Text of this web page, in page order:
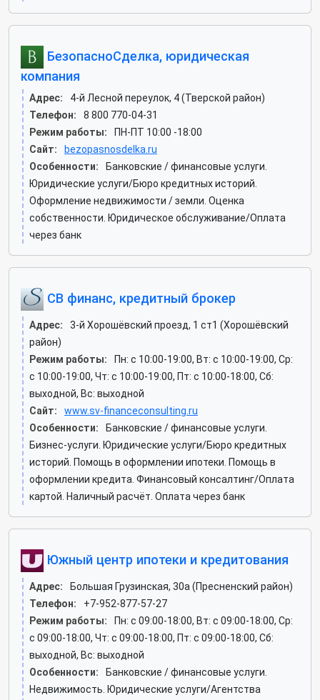
БезопасноСделка, юридическая
компания
Адрес:
4-й Лесной переулок, 4 (Тверской район)
Телефон:
8 800 770-04-31
Режим работы:
ПН-ПТ 10:00 -18:00
Сайт:
bezopasnosdelka.ru
Особенности:
Банковские / финансовые услуги.
Юридические услуги/Бюро кредитных историй.
Оформление недвижимости / земли. Оценка
собственности. Юридическое обслуживание/Оплата
через банк
СВ финанс, кредитный брокер
Адрес:
3-й Хорошёвский проезд, 1 ст1 (Хорошёвский
район)
Режим работы:
Пн: c 10:00-19:00, Вт: c 10:00-19:00, Ср:
c 10:00-19:00, Чт: c 10:00-19:00, Пт: c 10:00-18:00, Сб:
выходной, Вс: выходной
Сайт:
www.sv-financeconsulting.ru
Особенности:
Банковские / финансовые услуги.
Бизнес-услуги. Юридические услуги/Бюро кредитных
историй. Помощь в оформлении ипотеки. Помощь в
оформлении кредита. Финансовый консалтинг/Оплата
картой. Наличный расчёт. Оплата через банк
Южный центр ипотеки и кредитования
Адрес:
Большая Грузинская, 30а (Пресненский район)
Телефон:
+7-952-877-57-27
Режим работы:
Пн: c 09:00-18:00, Вт: c 09:00-18:00, Ср:
c 09:00-18:00, Чт: c 09:00-18:00, Пт: c 09:00-18:00, Сб:
выходной, Вс: выходной
Особенности:
Банковские / финансовые услуги.
Недвижимость. Юридические услуги/Агентства